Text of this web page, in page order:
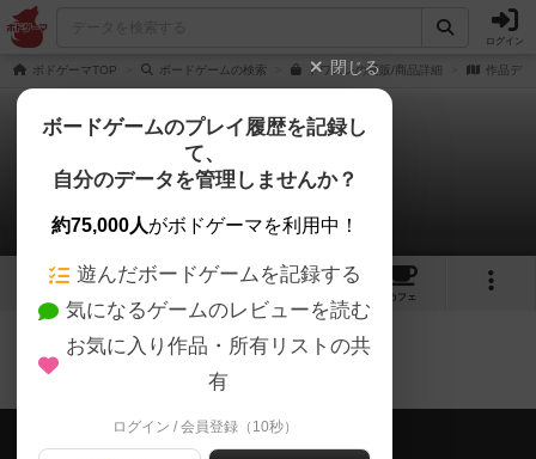
ログイン
ボドゲーマTOP ボードゲームの検索 ドワスレの通販/商品詳細 作品デー
ドワスレ
0件の戦略やコツ
3 1 11
カフェ
ドワスレのトップに戻る
会員の新しい投稿
閉じる
ボードゲームのプレイ履歴を記録し
て、
自分のデータを管理しませんか？
約75,000人がボドゲーマを利用中！
遊んだボードゲームを記録する
気になるゲームのレビューを読む
お気に入り作品・所有リストの共
有
ログイン / 会員登録（10秒）